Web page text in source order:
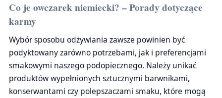
Co je owczarek niemiecki? – Porady dotyczące
karmy
Wybór sposobu odżywiania zawsze powinien być
podyktowany zarówno potrzebami, jak i preferencjami
smakowymi naszego podopiecznego. Należy unikać
produktów wypełnionych sztucznymi barwnikami,
konserwantami czy polepszaczami smaku, które mogą